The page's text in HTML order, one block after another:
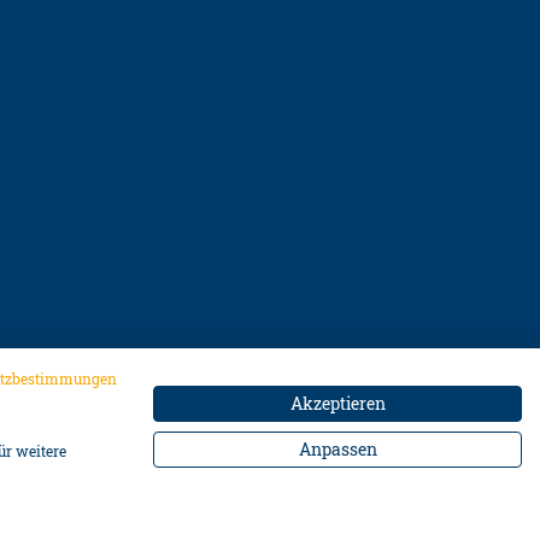
Scheinwerfern und Rückspiegeln. Nicht für
vermeiden.
zu vermeiden.
weitere
Akzeptieren
Anpassen